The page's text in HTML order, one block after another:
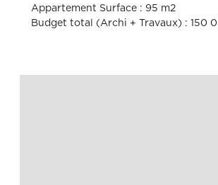
Appartement Surface : 95 m2
Budget total (Archi + Travaux) : 150